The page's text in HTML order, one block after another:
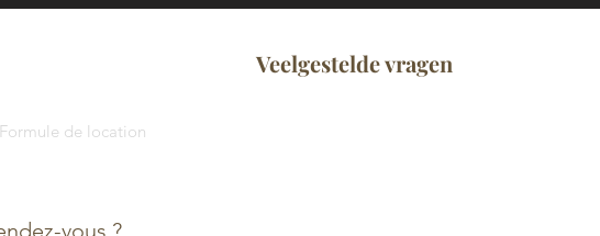
Veelgestelde vragen
Formule de location
vous ?